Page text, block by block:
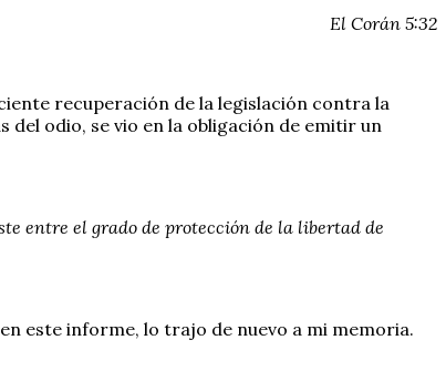
El Corán 5:32
recuperación de la legislación contra la
del odio, se vio en la obligación de emitir un
entre el grado de protección de la libertad de
este informe, lo trajo de nuevo a mi memoria.